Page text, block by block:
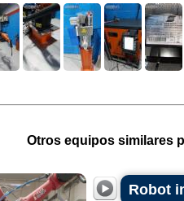
Otros equipos similares
Robot